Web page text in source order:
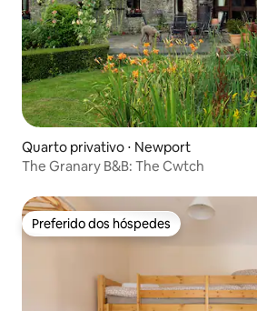
Quarto privativo ⋅ Newport
The Granary B&B: The Cwtch
Preferido dos hóspedes
Preferido dos hóspedes